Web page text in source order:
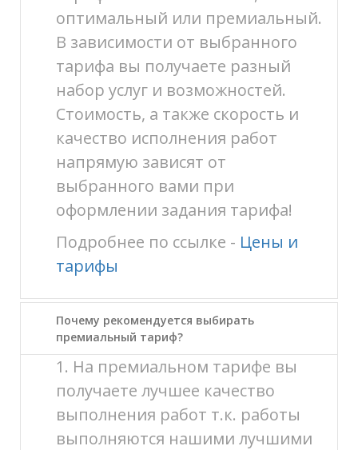
оптимальный или премиальный.
В зависимости от выбранного
тарифа вы получаете разный
набор услуг и возможностей.
Стоимость, а также скорость и
качество исполнения работ
напрямую зависят от
выбранного вами при
оформлении задания тарифа!
Подробнее по ссылке - Цены и
тарифы
Почему рекомендуется выбирать
премиальный тариф?
1. На премиальном тарифе вы
получаете лучшее качество
выполнения работ т.к. работы
выполняются нашими лучшими